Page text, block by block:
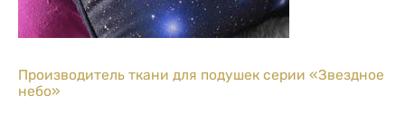
Производитель ткани для подушек серии «Звездное
небо»